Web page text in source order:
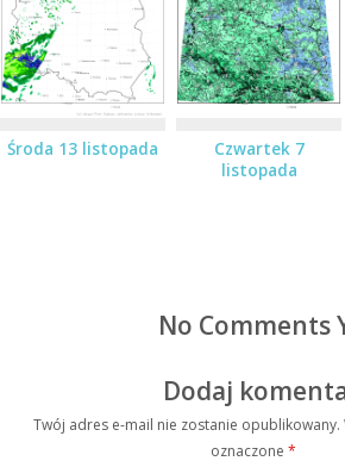
Środa 13 listopada
Czwartek 7
listopada
No Comments
Dodaj
Twój adres e-mail nie zostanie opublikowany.
oznaczone *